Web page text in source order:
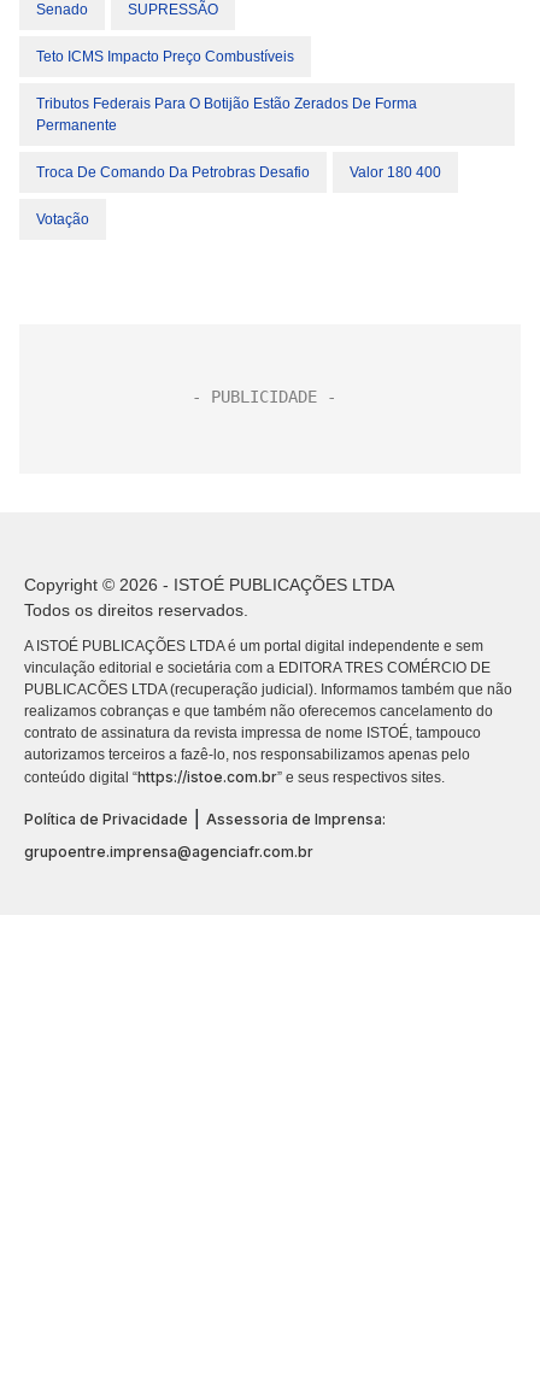
Senado SUPRESSÃO
Teto ICMS Impacto Preço Combustíveis
Tributos Federais Para O Botijão Estão Zerados De Forma
Permanente
Troca De Comando Da Petrobras Desafio Valor 180 400
Votação
Copyright © 2026 - ISTOÉ PUBLICAÇÕES LTDA
Todos os direitos reservados.
A ISTOÉ PUBLICAÇÕES LTDA é um portal digital independente e sem
vinculação editorial e societária com a EDITORA TRES COMÉRCIO DE
PUBLICACÕES LTDA (recuperação judicial). Informamos também que não
realizamos cobranças e que também não oferecemos cancelamento do
contrato de assinatura da revista impressa de nome ISTOÉ, tampouco
autorizamos terceiros a fazê-lo, nos responsabilizamos apenas pelo
conteúdo digital “https://istoe.com.br” e seus respectivos sites.
Política de Privacidade
Assessoria de Imprensa:
grupoentre.imprensa@agenciafr.com.br